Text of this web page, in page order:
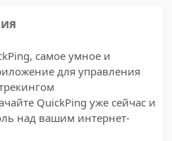
самое умное и
для управления
QuickPing уже сейчас и
над вашим интернет-